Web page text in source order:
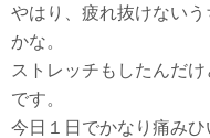
やはり、疲れ抜けない
かな。
ストレッチもしたんだ
です。
今日１日でかなり痛み